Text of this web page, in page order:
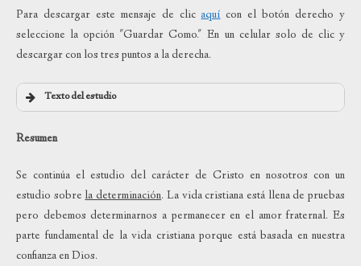
audio
Para descargar este mensaje de clicaquícon el botón derecho y
seleccione la opción "Guardar Como." En un celular solo de clic y
descargar con los tres puntos a la derecha.
Texto del estudio
Resumen
Se continúa el estudio del carácter de Cristo en nosotros con un
estudio sobrela determinación. La vida cristiana está llena de pruebas
pero debemos determinarnos a permanecer en el amor fraternal. Es
parte fundamental de la vida cristiana porque está basada en nuestra
confianza en Dios.